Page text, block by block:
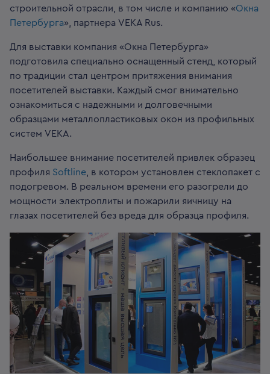
строительной отрасли, в том числе и компанию «Окна
Петербурга», партнера VEKA Rus.
Для выставки компания «Окна Петербурга»
подготовила специально оснащенный стенд, который
по традиции стал центром притяжения внимания
посетителей выставки. Каждый смог внимательно
ознакомиться с надежными и долговечными
образцами металлопластиковых окон из профильных
систем VEKA.
Наибольшее внимание посетителей привлек образец
профиля Softline, в котором установлен стеклопакет с
подогревом. В реальном времени его разогрели до
мощности электроплиты и пожарили яичницу на
глазах посетителей без вреда для образца профиля.